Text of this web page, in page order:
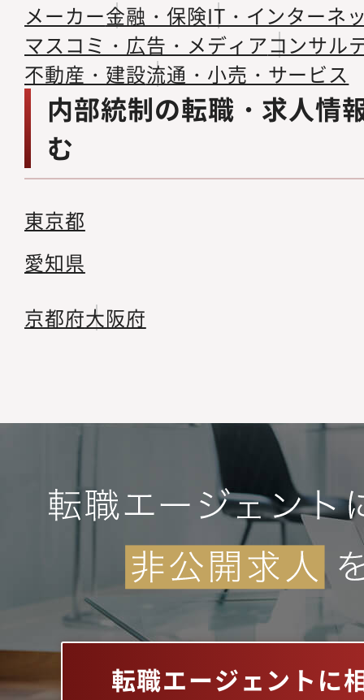
メーカー金融・保険IT・インターネ
マスコミ・広告・メディアコンサル
不動産・建設流通・小売・サービス
内部統制の転職・求人情
む
東京都
愛知県
京都府大阪府
転職エージェントに